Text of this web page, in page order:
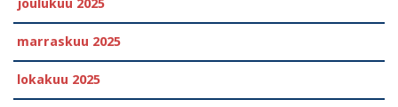
joulukuu 2025
marraskuu 2025
lokakuu 2025